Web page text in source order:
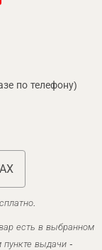
по телефону)
есть в выбранном
пункте выдачи -